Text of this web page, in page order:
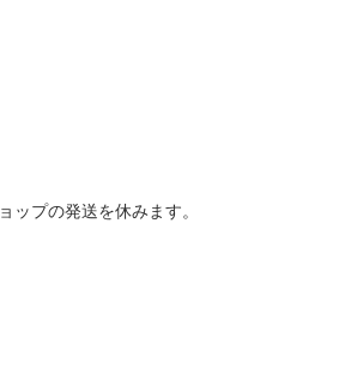
プの発送を休みます。